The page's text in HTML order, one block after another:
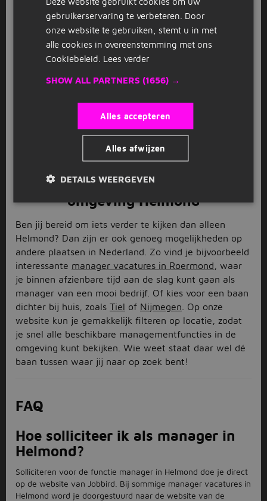
Solliciteren op manager vacatures
in Helmond
Als je een interessante manager vacature in Helmond
ervoor dat jouw cv up-to-date is en schrijf een sterke
je alle relevante informatie vermeldt en geen
spelfouten maakt. Verstuur vervolgens jouw
sollicitatie gemakkelijk en snel via onze website naar
de werkgever. Veel succes met solliciteren!
Manager vacatures in de
omgeving Helmond
Ben jij bereid om iets verder te kijken dan alleen
Helmond? Dan zijn er ook genoeg mogelijkheden op
andere plaatsen in Nederland. Zo vind je bijvoorbeeld
interessante manager vacatures in Roermond , waar
je binnen afzienbare tijd aan de slag kunt gaan als
manager van een mooi bedrijf. Of kies voor een baan
dichter bij huis, zoals Tiel of Nijmegen . Op onze
website kun je gemakkelijk filteren op locatie, zodat
je snel alle beschikbare managementfuncties in de
omgeving kunt bekijken. Wie weet staat daar wel dé
baan tussen waar jij naar op zoek bent!
FAQ
Hoe solliciteer ik als manager in
Helmond?
Solliciteren voor de functie manager in Helmond doe je direct
op de website van Jobbird. Bij sommige manager vacatures in
Helmond word je doorgestuurd naar de website van de
gebruikerservaring te verbeteren. Door
onze website te gebruiken, stemt u in met
alle cookies in overeenstemming met ons
Cookiebeleid. Lees verder
SHOW ALL PARTNERS (1656) →
Alles accepteren
Alles afwijzen
DETAILS WEERGEVEN